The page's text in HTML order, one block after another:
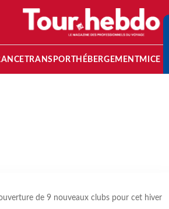
TRANSPORT HÉBERGEMENTMICE
de 9 nouveaux clubs pour cet hiver